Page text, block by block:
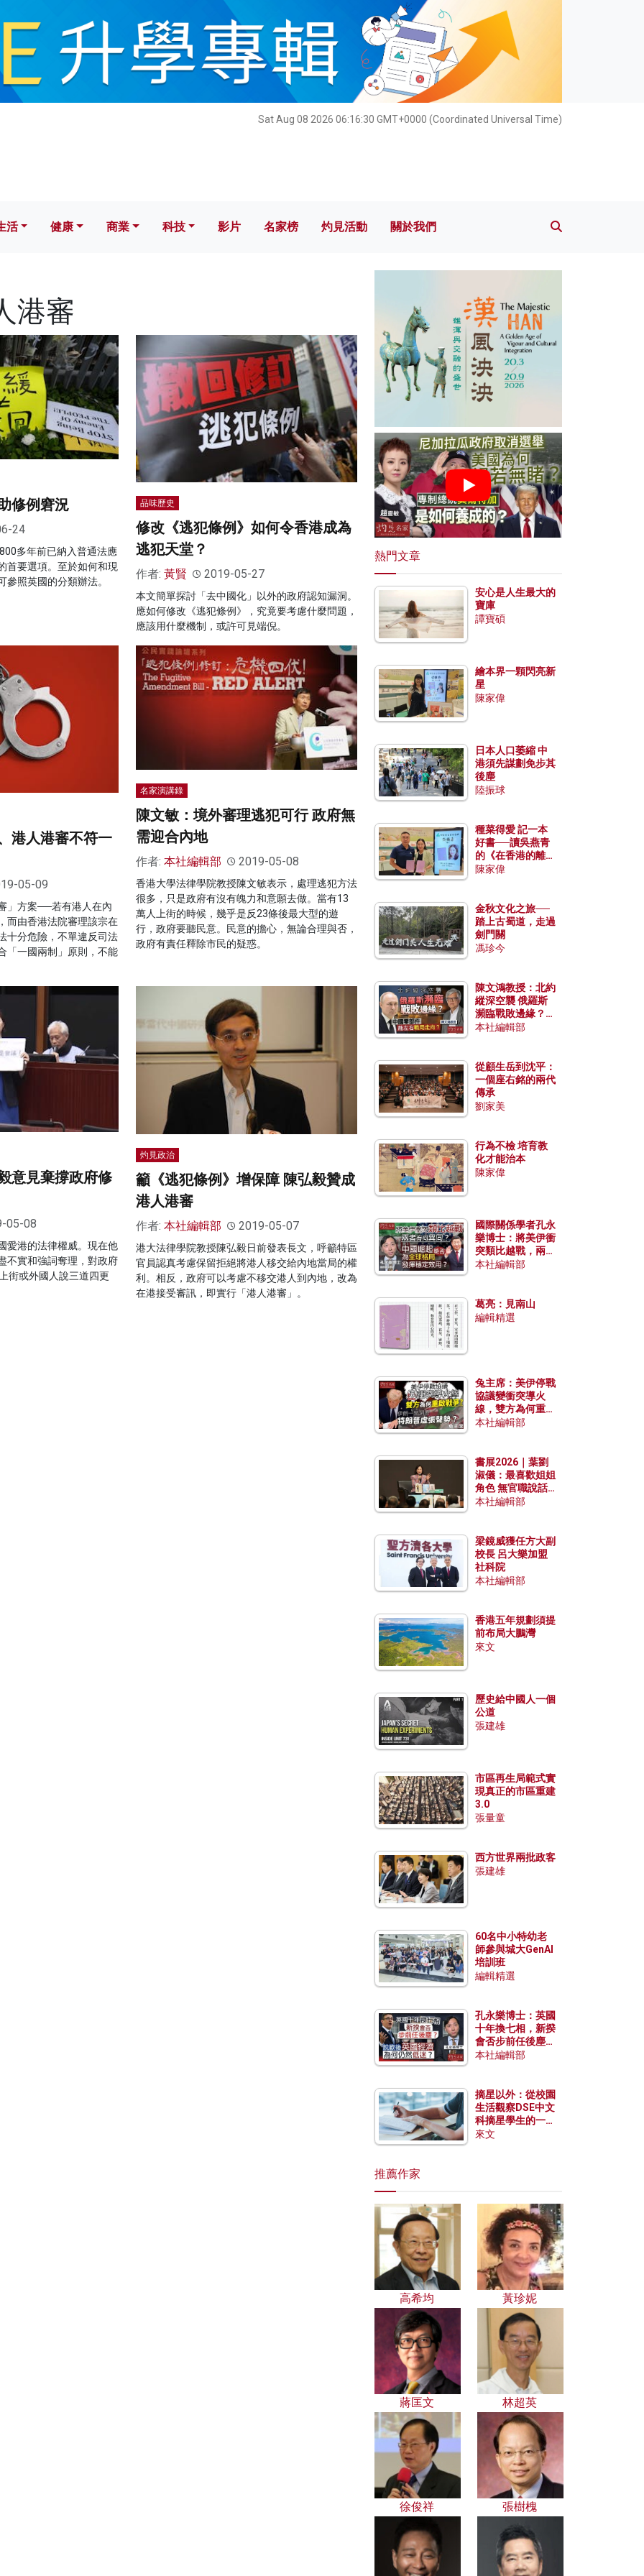
Sat Aug 08 2026 06:16:31 GMT+0000 (Coordinated Universal Time)
健康 科技 影片 名家榜 灼見活動 關於我們
活 健康 商業 科技 影片 名家榜 灼見活動 關於我們
港審
修例窘況
24
多年前已納入普通法應
首要選項。至於如何和現
參照英國的分類辦法。
品味歷史
修改《逃犯條例》如何令香港成為
逃犯天堂？
作者: 黃賢 2019-05-27
本文簡單探討「去中國化」以外的政府認知漏洞。
應如何修改《逃犯條例》，究竟要考慮什麼問題，
應該用什麼機制，或許可見端倪。
港人港審不符一
05-09
」方案──若有港人在內
而由香港法院審理該宗在
十分危險，不單違反司法
「一國兩制」原則，不能
名家演講錄
陳文敏：境外審理逃犯可行 政府無
需迎合內地
作者: 本社編輯部 2019-05-08
香港大學法律學院教授陳文敏表示，處理逃犯方法
很多，只是政府有沒有魄力和意願去做。當有13
萬人上街的時候，幾乎是反23條後最大型的遊
行，政府要聽民意。民意的擔心，無論合理與否，
政府有責任釋除市民的疑惑。
意見棄撐政府修
05-08
愛港的法律權威。現在他
不實和強詞奪理，對政府
街或外國人說三道四更
灼見政治
籲《逃犯條例》增保障 陳弘毅贊成
港人港審
作者: 本社編輯部 2019-05-07
港大法律學院教授陳弘毅日前發表長文，呼籲特區
官員認真考慮保留拒絕將港人移交給內地當局的權
利。相反，政府可以考慮不移交港人到內地，改為
在港接受審訊，即實行「港人港審」。
熱門文章
安心是人生最大的
寶庫
譚寶碩
繪本界一顆閃亮新
星
陳家偉
日本人口萎縮 中
港須先謀劃免步其
後塵
陸振球
種菜得愛 記一本
好書──讀吳燕青
的《在香港的離島
種菜》
陳家偉
金秋文化之旅──
踏上古蜀道，走過
劍門關
馮珍今
陳文鴻教授：北約
縱深空襲 俄羅斯
瀕臨戰敗邊緣？中
國零部件能左右戰
本社編輯部
從顧生岳到沈平：
一個座右銘的兩代
傳承
劉家美
行為不檢 培育教
化才能治本
陳家偉
國際關係學者孔永
樂博士：將美伊衝
突類比越戰，兩者
有何異同？中國崛
本社編輯部
葛亮：見南山
編輯精選
兔主席：美伊停戰
協議變衝突導火
線，雙方為何重啟
戰爭？伊朗一早洞
本社編輯部
書展2026｜葉劉
淑儀：最喜歡姐姐
角色 無官職說話
包袱少
本社編輯部
梁鏡威獲任方大副
校長 呂大樂加盟
社科院
本社編輯部
香港五年規劃須提
前布局大鵬灣
來文
歷史給中國人一個
公道
張建雄
市區再生局範式實
現真正的市區重建
3.0
張量童
西方世界兩批政客
張建雄
60名中小特幼老
師參與城大GenAI
培訓班
編輯精選
孔永樂博士：英國
十年換七相，新揆
會否步前任後塵？
脫歐後英國經濟為
本社編輯部
摘星以外：從校園
生活觀察DSE中文
科摘星學生的一點
特質
來文
推薦作家
高希均 黃珍妮
蔣匡文 林超英
徐俊祥 張樹槐